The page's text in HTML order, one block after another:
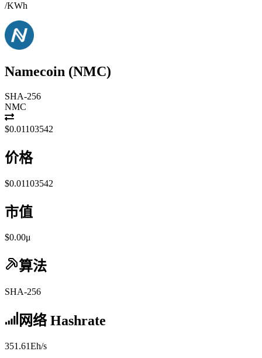
/KWh
Namecoin (NMC)
SHA-256
NMC
$0.01103542
价格
$0.01103542
市值
$0.00μ
算法
SHA-256
网络 Hashrate
351.61Eh/s